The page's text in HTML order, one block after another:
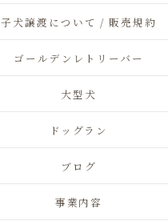
子犬譲渡について / 販売規約
ゴールデンレトリーバー
大型犬
ドッグラン
ブログ
事業内容